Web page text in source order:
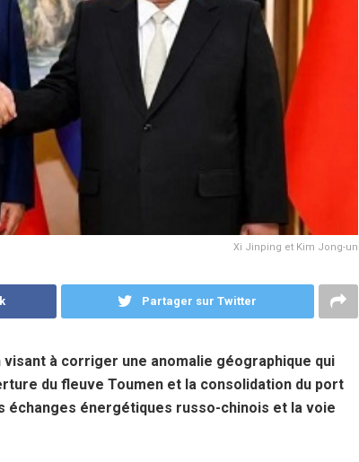
Xi Jinping et Kim Jong-un
Partager sur Twitter
à corriger une anomalie géographique qui
du fleuve Toumen et la consolidation du port
échanges énergétiques russo-chinois et la voie